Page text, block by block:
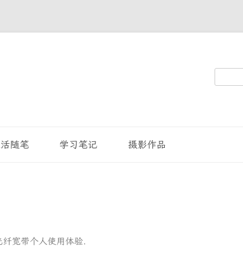
搜
随笔 学习笔记 摄影作品
纤宽带个人使用体验.